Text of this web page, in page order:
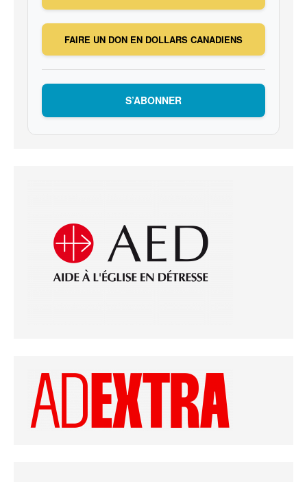
FAIRE UN DON EN DOLLARS CANADIENS
S’ABONNER